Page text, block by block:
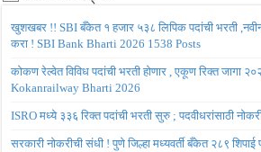
खुशखबर !! SBI बँकेत १ हजार ५३८ लिपिक पदांची भरती
करा ! SBI Bank Bharti 2026 1538 Posts
कोकण रेल्वेत विविध पदांची भरती होणार , एकूण रिक्त जागा
Kokanrailway Bharti 2026
ISRO मध्ये ३३६ रिक्त पदांची भरती सुरु ; पदवीधरांसाठी
सरकारी नोकरीची संधी ! पुणे जिल्हा मध्यवर्ती बँकेत २८९ शिपाई